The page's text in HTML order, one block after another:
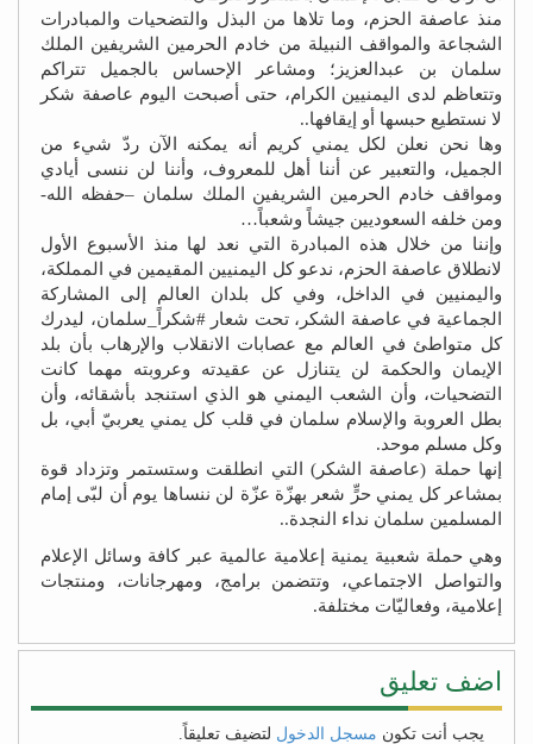
منذ عاصفة الحزم، وما تلاها من البذل والتضحيات والمبادرات
الشجاعة والمواقف النبيلة من خادم الحرمين الشريفين الملك
سلمان بن عبدالعزيز؛ ومشاعر الإحساس بالجميل تتراكم
وتتعاظم لدى اليمنيين الكرام، حتى أصبحت اليوم عاصفة شكر
لا نستطيع حبسها أو إيقافها..
وها نحن نعلن لكل يمني كريم أنه يمكنه الآن ردّ شيء من
الجميل، والتعبير عن أننا أهل للمعروف، وأننا لن ننسى أيادي
ومواقف خادم الحرمين الشريفين الملك سلمان –حفظه الله-
ومن خلفه السعوديين جيشاً وشعباً…
وإننا من خلال هذه المبادرة التي نعد لها منذ الأسبوع الأول
لانطلاق عاصفة الحزم، ندعو كل اليمنيين المقيمين في المملكة،
واليمنيين في الداخل، وفي كل بلدان العالم إلى المشاركة
الجماعية في عاصفة الشكر، تحت شعار ‫#‏شكراً_سلمان‬، ليدرك
كل متواطئ في العالم مع عصابات الانقلاب والإرهاب بأن بلد
الإيمان والحكمة لن يتنازل عن عقيدته وعروبته مهما كانت
التضحيات، وأن الشعب اليمني هو الذي استنجد بأشقائه، وأن
بطل العروبة والإسلام سلمان في قلب كل يمني يعربيّ أبي، بل
وكل مسلم موحد.
إنها حملة (عاصفة الشكر) التي انطلقت وستستمر وتزداد قوة
بمشاعر كل يمني حرٍّ شعر بهزّة عزّة لن ننساها يوم أن لبّى إمام
المسلمين سلمان نداء النجدة..
وهي حملة شعبية يمنية إعلامية عالمية عبر كافة وسائل الإعلام
والتواصل الاجتماعي، وتتضمن برامج، ومهرجانات، ومنتجات
إعلامية، وفعاليّات مختلفة.
اضف تعليق
يجب أنت تكون مسجل الدخول لتضيف تعليقاً.